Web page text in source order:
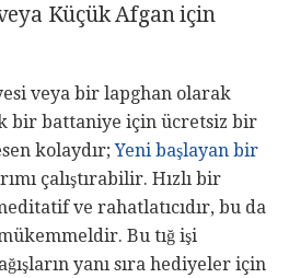
Küçük Afgan için
veya bir lapghan olarak
bir battaniye için ücretsiz bir
kolaydır;Yeni başlayan bir
çalıştırabilir. Hızlı bir
ve rahatlatıcıdır, bu da
Bu tığ işi
yanı sıra hediyeler için